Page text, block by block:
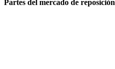
Partes del mercado de reposición